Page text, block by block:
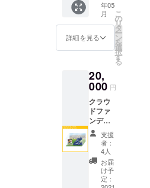
カー、
フラッ
グ、T
シャツ3
点セッ
ト ※T
のサイ
ズ、色
をお選
びくだ
さい
年05
月
詳細を見る
こ
の
リ
タ
ー
ン
を
選
択
す
る
20,
000 円
クラウ
ドファ
ンディ
ング限
定 オリ
ジナル
ディス
プレイ
ケース
支援
者：
4人
お届
け予
定：